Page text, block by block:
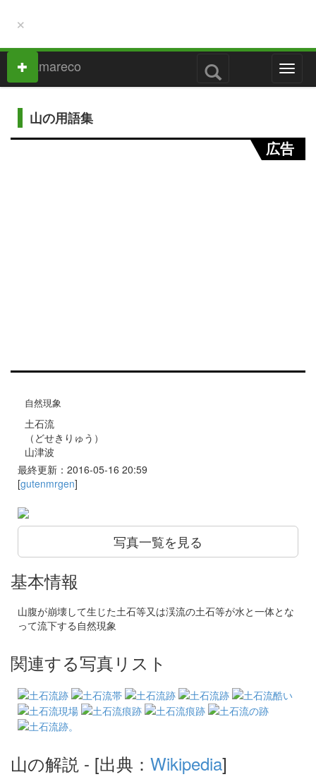
×
M
e
山の用語集
広告
自然現象
土石流
（どせきりゅう）
山津波
最終更新：2016-05-16 20:59
[gutenmrgen]
写真一覧を見る
基本情報
山腹が崩壊して生じた土石等又は渓流の土石等が水と一体とな
って流下する自然現象
関連する写真リスト
山の解説 - [出典： Wikipedia]